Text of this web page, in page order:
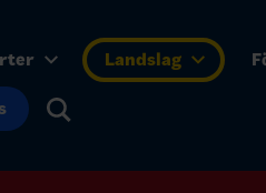
Landslag